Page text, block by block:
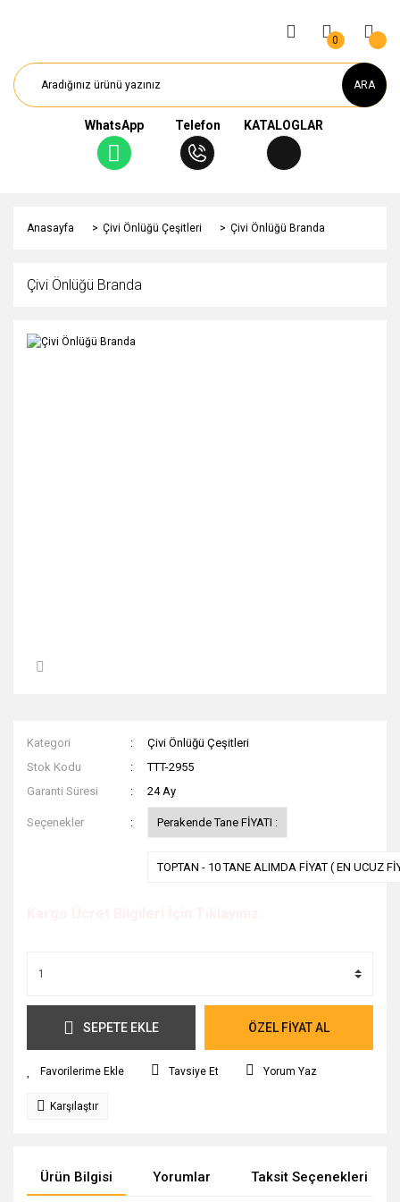
ARA
WhatsApp Telefon KATALOGLAR
0
Anasayfa Çivi Önlüğü Çeşitleri Çivi Önlüğü Branda
Çivi Önlüğü Branda
Kategori
Çivi Önlüğü Çeşitleri
Stok Kodu
TTT-2955
Garanti Süresi
24 Ay
Seçenekler Perakende Tane FİYATI :
TOPTAN - 10 TANE ALIMDA FİYAT ( EN UCUZ
SEPETE EKLE ÖZEL FİYAT AL
Tavsiye Et Yorum Yaz
Karşılaştır
Ürün Bilgisi Yorumlar Taksit Seçenekleri